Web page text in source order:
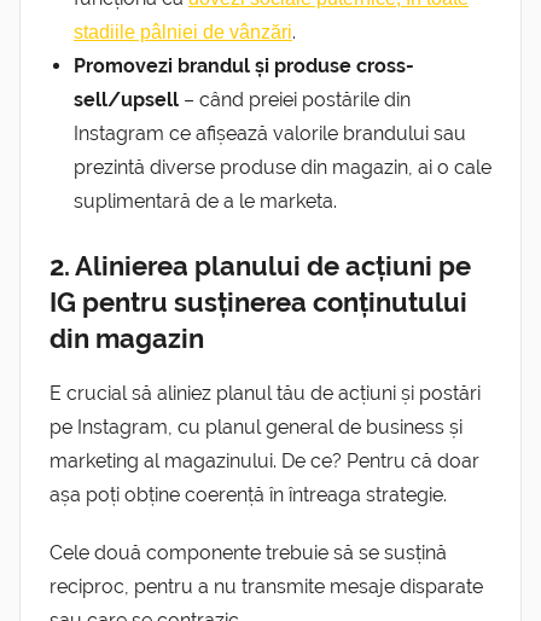
stadiile pâlniei de vânzări.
Promovezi brandul și produse cross-
sell/upsell – când preiei postările din
Instagram ce afișează valorile brandului sau
prezintă diverse produse din magazin, ai o cale
suplimentară de a le marketa.
2. Alinierea planului de acțiuni pe
IG pentru susținerea conținutului
din magazin
E crucial să aliniez planul tău de acțiuni și postări
pe Instagram, cu planul general de business și
marketing al magazinului. De ce? Pentru că doar
așa poți obține coerență în întreaga strategie.
Cele două componente trebuie să se susțină
reciproc, pentru a nu transmite mesaje disparate